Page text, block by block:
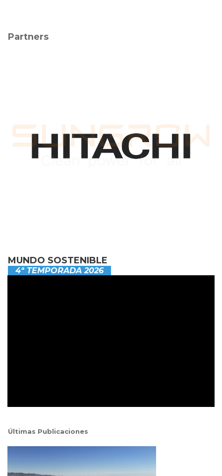
Partners
MUNDO SOSTENIBLE
4ª TEMPORADA 2026
Últimas Publicaciones